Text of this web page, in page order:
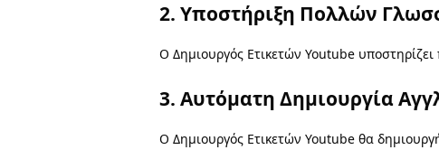
2. Υποστήριξη Πολλών
Ο Δημιουργός Ετικετών Youtube
3. Αυτόματη Δημιουργία
Ο Δημιουργός Ετικετών Youtube θα